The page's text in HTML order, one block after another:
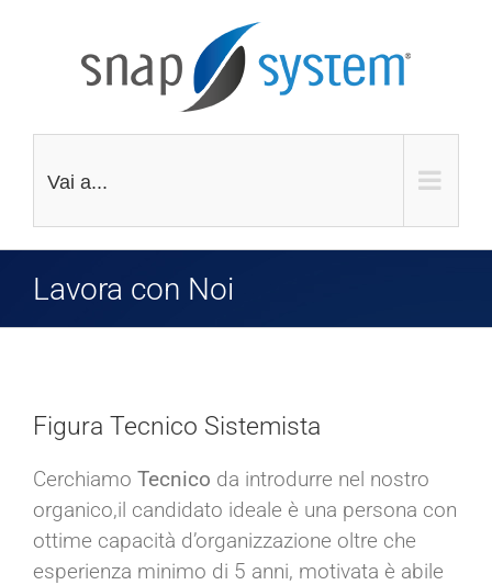
contenuto
Vai a...
Lavora con Noi
Figura Tecnico Sistemista
Cerchiamo Tecnico da introdurre nel nostro
organico,il candidato ideale è una persona con
ottime capacità d’organizzazione oltre che
esperienza minimo di 5 anni, motivata è abile